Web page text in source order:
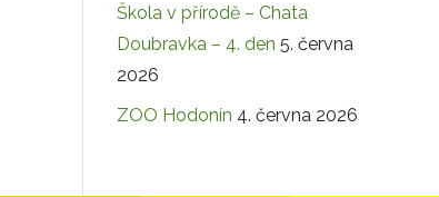
Škola v přírodě – Chata
Doubravka – 4. den 5. června
2026
ZOO Hodonín 4. června 2026